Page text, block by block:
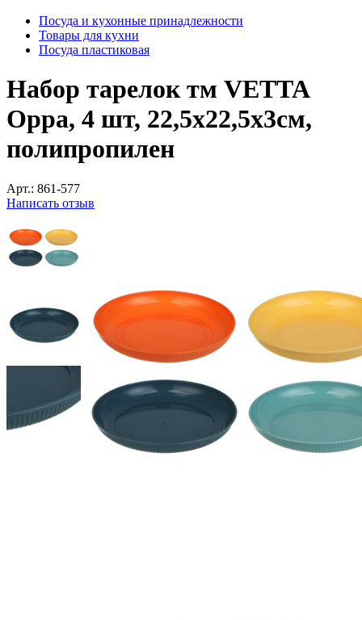
Посуда и кухонные принадлежности
Товары для кухни
Посуда пластиковая
Набор тарелок тм VETTA
Орра, 4 шт, 22,5x22,5x3см,
полипропилен
Арт.: 861-577
Написать отзыв